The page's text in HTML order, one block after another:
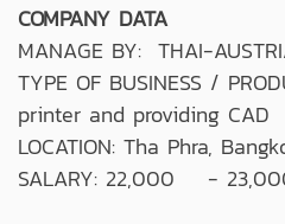
COMPANY DATA
MANAGE BY: THAI-
TYPE OF BUSINESS /
printer and providing CAD
LOCATION: Tha Phra,
SALARY: 22,000 -